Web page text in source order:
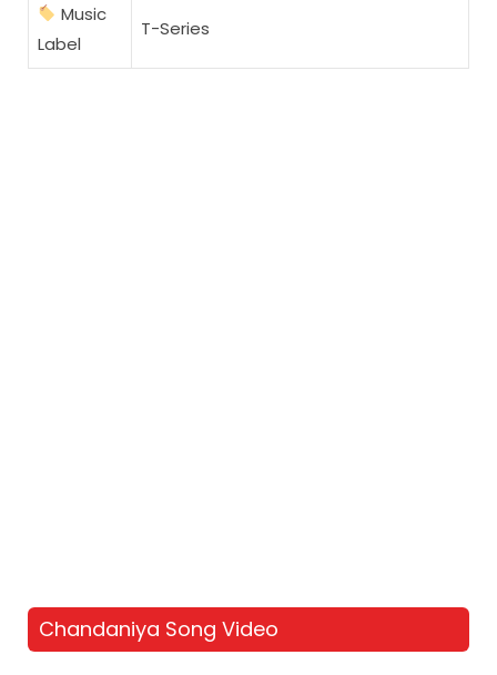
Music
Label
T-Series
Chandaniya Song Video